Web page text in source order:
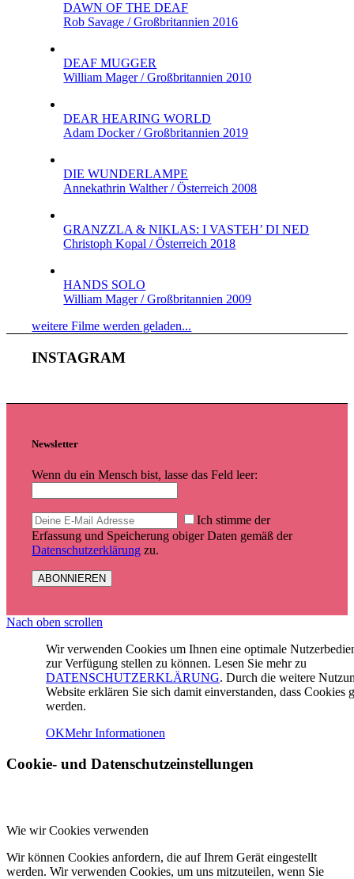
DAWN OF THE DEAF
Rob Savage / Großbritannien 2016
DEAF MUGGER
William Mager / Großbritannien 2010
DEAR HEARING WORLD
Adam Docker / Großbritannien 2019
DIE WUNDERLAMPE
Annekathrin Walther / Österreich 2008
GRANZZLA & NIKLAS: I VASTEH’ DI NED
Christoph Kopal / Österreich 2018
HANDS SOLO
William Mager / Großbritannien 2009
weitere Filme werden geladen...
INSTAGRAM
Newsletter
Wenn du ein Mensch bist, lasse das Feld leer:
Ich stimme der
Erfassung und Speicherung obiger Daten gemäß der
Datenschutzerklärung zu.
Nach oben scrollen
Wir verwenden Cookies um Ihnen eine optimale
zur Verfügung stellen zu können. Lesen Sie mehr zu
DATENSCHUTZERKLÄRUNG. Durch die weitere
Website erklären Sie sich damit einverstanden, dass Cookies
werden.
OKMehr Informationen
Cookie- und Datenschutzeinstellungen
Wie wir Cookies verwenden
Wir können Cookies anfordern, die auf Ihrem Gerät eingestellt
werden. Wir verwenden Cookies, um uns mitzuteilen, wenn Sie